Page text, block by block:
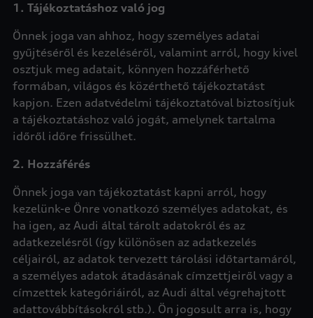
1. Tájékoztatáshoz való jog
Önnek joga van ahhoz, hogy személyes adatai
gyűjtéséről és kezeléséről, valamint arról, hogy kivel
osztjuk meg adatait, könnyen hozzáférhető
formában, világos és közérthető tájékoztatást
kapjon. Ezen adatvédelmi tájékoztatóval biztosítjuk
a tájékoztatáshoz való jogát, amelynek tartalma
időről időre frissülhet.
2. Hozzáférés
Önnek joga van tájékoztatást kapni arról, hogy
kezelünk-e Önre vonatkozó személyes adatokat, és
ha igen, az Audi által tárolt adatokról és az
adatkezelésről (így különösen az adatkezelés
céljairól, az adatok tervezett tárolási időtartamáról,
a személyes adatok átadásának címzettjeiről vagy a
címzettek kategóriáiról, az Audi által végrehajtott
adattovábbításokról stb.). Ön jogosult arra is, hogy